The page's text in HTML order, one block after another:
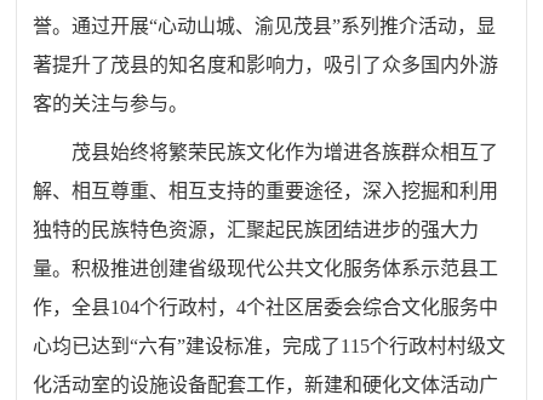
誉。通过开展“心动山城、渝见茂县”系列推介活动，显
著提升了茂县的知名度和影响力，吸引了众多国内外游
客的关注与参与。
茂县始终将繁荣民族文化作为增进各族群众相互了
解、相互尊重、相互支持的重要途径，深入挖掘和利用
独特的民族特色资源，汇聚起民族团结进步的强大力
量。积极推进创建省级现代公共文化服务体系示范县工
作，全县104个行政村，4个社区居委会综合文化服务中
心均已达到“六有”建设标准，完成了115个行政村村级文
化活动室的设施设备配套工作，新建和硬化文体活动广